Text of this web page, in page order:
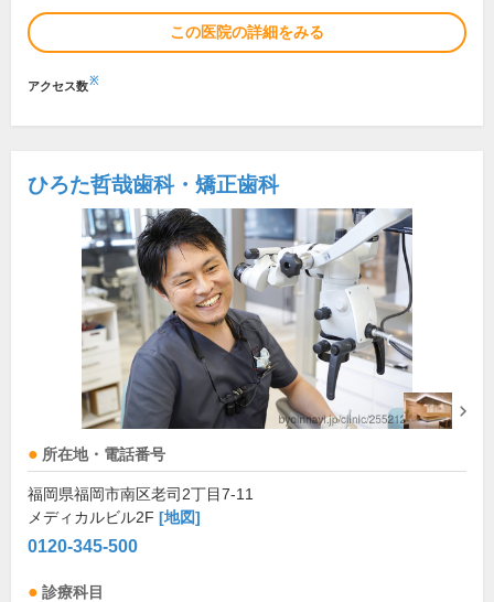
この医院の詳細をみる
アクセス数※
ひろた哲哉歯科・矯正歯科
所在地・電話番号
福岡県福岡市南区老司2丁目7-11
メディカルビル2F [地図]
0120-345-500
診療科目